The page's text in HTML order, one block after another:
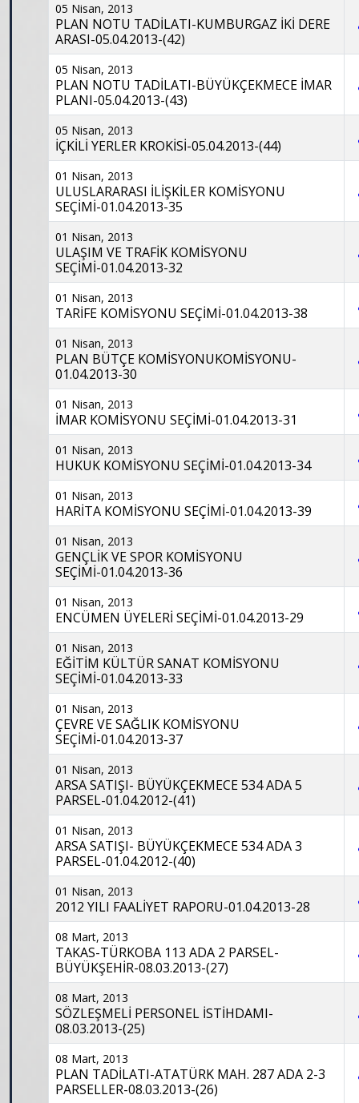
05 Nisan, 2013
PLAN NOTU TADİLATI-KUMBURGAZ İKİ DERE
ARASI-05.04.2013-(42)
05 Nisan, 2013
PLAN NOTU TADİLATI-BÜYÜKÇEKMECE İMAR
PLANI-05.04.2013-(43)
05 Nisan, 2013
İÇKİLİ YERLER KROKİSİ-05.04.2013-(44)
01 Nisan, 2013
ULUSLARARASI İLİŞKİLER KOMİSYONU
SEÇİMİ-01.04.2013-35
01 Nisan, 2013
ULAŞIM VE TRAFİK KOMİSYONU
SEÇİMİ-01.04.2013-32
01 Nisan, 2013
TARİFE KOMİSYONU SEÇİMİ-01.04.2013-38
01 Nisan, 2013
PLAN BÜTÇE KOMİSYONUKOMİSYONU-
01.04.2013-30
01 Nisan, 2013
İMAR KOMİSYONU SEÇİMİ-01.04.2013-31
01 Nisan, 2013
HUKUK KOMİSYONU SEÇİMİ-01.04.2013-34
01 Nisan, 2013
HARİTA KOMİSYONU SEÇİMİ-01.04.2013-39
01 Nisan, 2013
GENÇLİK VE SPOR KOMİSYONU
SEÇİMİ-01.04.2013-36
01 Nisan, 2013
ENCÜMEN ÜYELERİ SEÇİMİ-01.04.2013-29
01 Nisan, 2013
EĞİTİM KÜLTÜR SANAT KOMİSYONU
SEÇİMİ-01.04.2013-33
01 Nisan, 2013
ÇEVRE VE SAĞLIK KOMİSYONU
SEÇİMİ-01.04.2013-37
01 Nisan, 2013
ARSA SATIŞI- BÜYÜKÇEKMECE 534 ADA 5
PARSEL-01.04.2012-(41)
01 Nisan, 2013
ARSA SATIŞI- BÜYÜKÇEKMECE 534 ADA 3
PARSEL-01.04.2012-(40)
01 Nisan, 2013
2012 YILI FAALİYET RAPORU-01.04.2013-28
08 Mart, 2013
TAKAS-TÜRKOBA 113 ADA 2 PARSEL-
BÜYÜKŞEHİR-08.03.2013-(27)
08 Mart, 2013
SÖZLEŞMELİ PERSONEL İSTİHDAMI-
08.03.2013-(25)
08 Mart, 2013
PLAN TADİLATI-ATATÜRK MAH. 287 ADA 2-3
PARSELLER-08.03.2013-(26)